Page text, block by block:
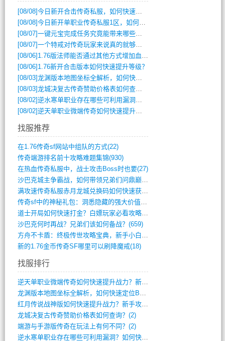
[08/08]今日新开合击传奇私服，如何快速提升角色战力？
[08/08]今日新开单职业传奇私服1区，如何快速升级与获取顶级装备？
[08/07]一键元宝完成任务究竟能带来哪些超值优势？
[08/07]一个特戒对传奇玩家来说真的就够用了吗？
[08/06] 1.76版法师能否通过其他方式增加血量？
[08/06] 1.76新开合击版本如何快速提升等级？
[08/03]龙渊版本地图坐标全解析，如何快速定位BOSS位置？
[08/03]龙城决复古传奇赞助价格表如何查询？
[08/02]逆水寒单职业存在哪些可利用漏洞？如何快速提升战力？
[08/02]逆天单职业微端传奇如何快速提升战力？新手必看攻略
找服推荐
在1.76传奇sf网站中组队的方式(22)
传奇端游排名前十攻略难题集锦(930)
在热血传奇私服中，战士攻击Boss时也要(27)
沙巴克城主争霸战，如何带领兄弟们问鼎巅峰(565)
满攻速传奇私服赤月龙城兑换码如何快速获取(676)
传奇sf中的神秘礼包：洞悉隐藏的强大价值(427)
道士开局如何快速打金？白嫖玩家必看攻略(5)
沙巴克何时再战？兄弟们该如何备战？(659)
方舟不卡盾：终极传世攻略宝典，新手小白逆(495)
新的1.76金币传奇SF哪里可以刷降魔戒(18)
找服排行
逆天单职业微端传奇如何快速提升战力？新手(4)
龙渊版本地图坐标全解析，如何快速定位BO(3)
红月传说战神版如何快速提升战力？新手攻略(3)
龙城决复古传奇赞助价格表如何查询？(2)
端游与手游版传奇在玩法上有何不同？(2)
逆水寒单职业存在哪些可利用漏洞？如何快速(1)